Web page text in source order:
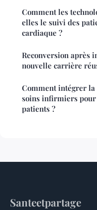
Comment les
elles le suivi des
cardiaque ?
Reconversion après
nouvelle carrière
Comment intégrer la
soins infirmiers
patients ?
Santeetpartage